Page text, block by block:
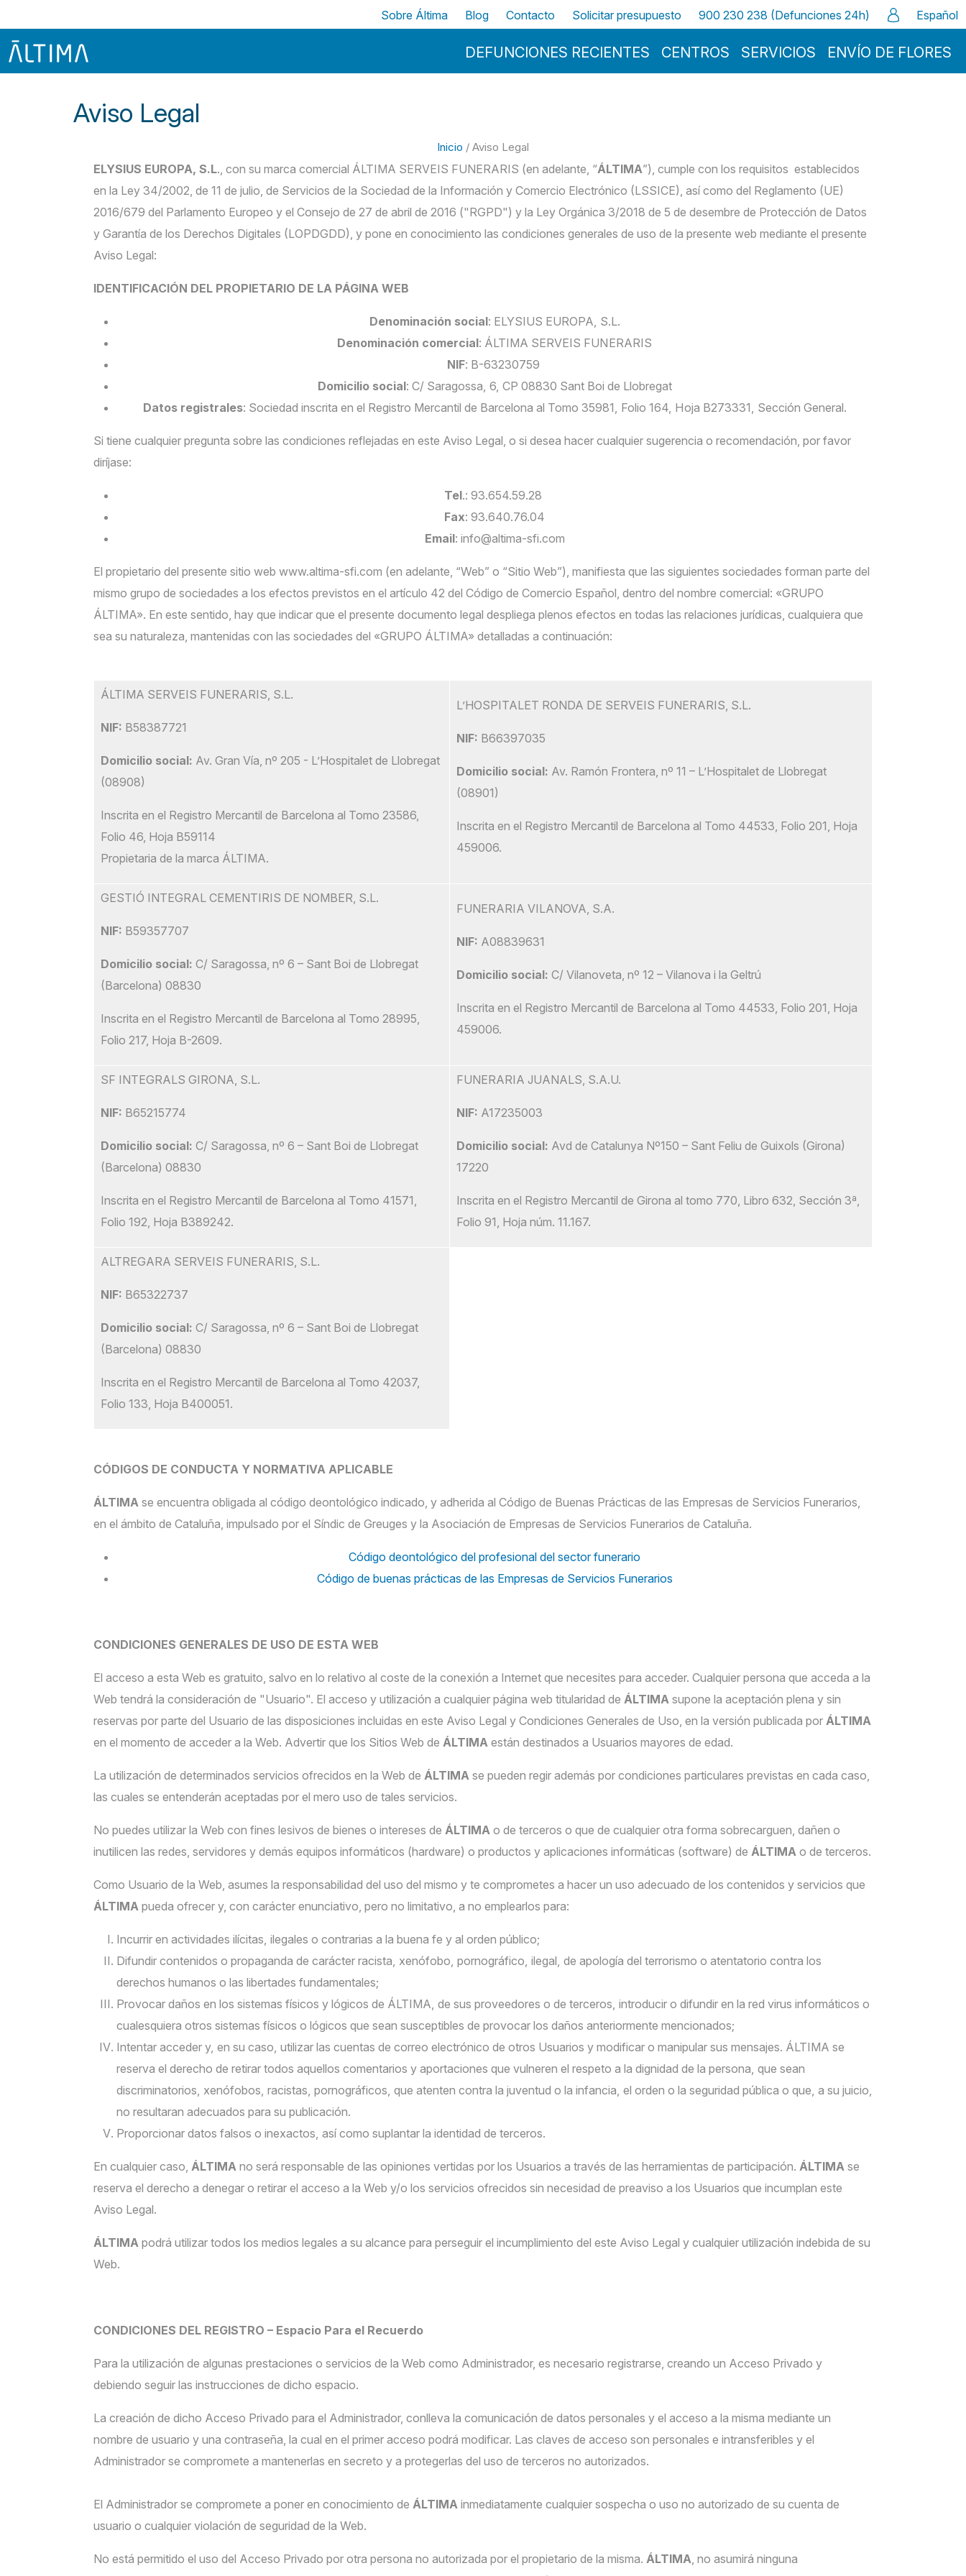
Menu Principal
DEFUNCIONES RECIENTES CENTROS SERVICIOS ENVÍO DE FLORES
Top
Sobre Áltima Blog Contacto Solicitar presupuesto 900 230 238 (Defunciones 24h) Español
Aviso Legal
Inicio / Aviso Legal
ELYSIUS EUROPA, S.L., con su marca comercial ÁLTIMA SERVEIS FUNERARIS (en adelante, “ÁLTIMA”), cumple con los requisitos establecidos
en la Ley 34/2002, de 11 de julio, de Servicios de la Sociedad de la Información y Comercio Electrónico (LSSICE), así como del Reglamento (UE)
2016/679 del Parlamento Europeo y el Consejo de 27 de abril de 2016 ("RGPD") y la Ley Orgánica 3/2018 de 5 de desembre de Protección de Datos
y Garantía de los Derechos Digitales (LOPDGDD), y pone en conocimiento las condiciones generales de uso de la presente web mediante el presente
Aviso Legal:
IDENTIFICACIÓN DEL PROPIETARIO DE LA PÁGINA WEB
Denominación social: ELYSIUS EUROPA, S.L.
Denominación comercial: ÁLTIMA SERVEIS FUNERARIS
NIF: B-63230759
Domicilio social: C/ Saragossa, 6, CP 08830 Sant Boi de Llobregat
Datos registrales: Sociedad inscrita en el Registro Mercantil de Barcelona al Tomo 35981, Folio 164, Hoja B273331, Sección General.
Si tiene cualquier pregunta sobre las condiciones reflejadas en este Aviso Legal, o si desea hacer cualquier sugerencia o recomendación, por favor
diríjase:
Tel.: 93.654.59.28
Fax: 93.640.76.04
Email: info@altima-sfi.com
El propietario del presente sitio web www.altima-sfi.com (en adelante, “Web” o “Sitio Web”), manifiesta que las siguientes sociedades forman parte del
mismo grupo de sociedades a los efectos previstos en el artículo 42 del Código de Comercio Español, dentro del nombre comercial: «GRUPO
ÁLTIMA». En este sentido, hay que indicar que el presente documento legal despliega plenos efectos en todas las relaciones jurídicas, cualquiera que
sea su naturaleza, mantenidas con las sociedades del «GRUPO ÁLTIMA» detalladas a continuación:
ÁLTIMA SERVEIS FUNERARIS, S.L.
NIF: B58387721
Domicilio social: Av. Gran Vía, nº 205 - L’Hospitalet de Llobregat
(08908)
Inscrita en el Registro Mercantil de Barcelona al Tomo 23586,
Folio 46, Hoja B59114
Propietaria de la marca ÁLTIMA.
L’HOSPITALET RONDA DE SERVEIS FUNERARIS, S.L.
NIF: B66397035
Domicilio social: Av. Ramón Frontera, nº 11 – L’Hospitalet de Llobregat
(08901)
Inscrita en el Registro Mercantil de Barcelona al Tomo 44533, Folio 201, Hoja
459006.
GESTIÓ INTEGRAL CEMENTIRIS DE NOMBER, S.L.
NIF: B59357707
Domicilio social: C/ Saragossa, nº 6 – Sant Boi de Llobregat
(Barcelona) 08830
Inscrita en el Registro Mercantil de Barcelona al Tomo 28995,
Folio 217, Hoja B-2609.
FUNERARIA VILANOVA, S.A.
NIF: A08839631
Domicilio social: C/ Vilanoveta, nº 12 – Vilanova i la Geltrú
Inscrita en el Registro Mercantil de Barcelona al Tomo 44533, Folio 201, Hoja
459006.
SF INTEGRALS GIRONA, S.L.
NIF: B65215774
Domicilio social: C/ Saragossa, nº 6 – Sant Boi de Llobregat
(Barcelona) 08830
Inscrita en el Registro Mercantil de Barcelona al Tomo 41571,
Folio 192, Hoja B389242.
FUNERARIA JUANALS, S.A.U.
NIF: A17235003
Domicilio social: Avd de Catalunya Nº150 – Sant Feliu de Guixols (Girona)
17220
Inscrita en el Registro Mercantil de Girona al tomo 770, Libro 632, Sección 3ª,
Folio 91, Hoja núm. 11.167.
ALTREGARA SERVEIS FUNERARIS, S.L.
NIF: B65322737
Domicilio social: C/ Saragossa, nº 6 – Sant Boi de Llobregat
(Barcelona) 08830
Inscrita en el Registro Mercantil de Barcelona al Tomo 42037,
Folio 133, Hoja B400051.
CÓDIGOS DE CONDUCTA Y NORMATIVA APLICABLE
ÁLTIMA se encuentra obligada al código deontológico indicado, y adherida al Código de Buenas Prácticas de las Empresas de Servicios Funerarios,
en el ámbito de Cataluña, impulsado por el Síndic de Greuges y la Asociación de Empresas de Servicios Funerarios de Cataluña.
Código deontológico del profesional del sector funerario
Código de buenas prácticas de las Empresas de Servicios Funerarios
CONDICIONES GENERALES DE USO DE ESTA WEB
El acceso a esta Web es gratuito, salvo en lo relativo al coste de la conexión a Internet que necesites para acceder. Cualquier persona que acceda a la
Web tendrá la consideración de "Usuario". El acceso y utilización a cualquier página web titularidad de ÁLTIMA supone la aceptación plena y sin
reservas por parte del Usuario de las disposiciones incluidas en este Aviso Legal y Condiciones Generales de Uso, en la versión publicada por ÁLTIMA
en el momento de acceder a la Web. Advertir que los Sitios Web de ÁLTIMA están destinados a Usuarios mayores de edad.
La utilización de determinados servicios ofrecidos en la Web de ÁLTIMA se pueden regir además por condiciones particulares previstas en cada caso,
las cuales se entenderán aceptadas por el mero uso de tales servicios.
No puedes utilizar la Web con fines lesivos de bienes o intereses de ÁLTIMA o de terceros o que de cualquier otra forma sobrecarguen, dañen o
inutilicen las redes, servidores y demás equipos informáticos (hardware) o productos y aplicaciones informáticas (software) de ÁLTIMA o de terceros.
Como Usuario de la Web, asumes la responsabilidad del uso del mismo y te comprometes a hacer un uso adecuado de los contenidos y servicios que
ÁLTIMA pueda ofrecer y, con carácter enunciativo, pero no limitativo, a no emplearlos para:
Incurrir en actividades ilícitas, ilegales o contrarias a la buena fe y al orden público;
Difundir contenidos o propaganda de carácter racista, xenófobo, pornográfico, ilegal, de apología del terrorismo o atentatorio contra los
derechos humanos o las libertades fundamentales;
Provocar daños en los sistemas físicos y lógicos de ÁLTIMA, de sus proveedores o de terceros, introducir o difundir en la red virus informáticos o
cualesquiera otros sistemas físicos o lógicos que sean susceptibles de provocar los daños anteriormente mencionados;
Intentar acceder y, en su caso, utilizar las cuentas de correo electrónico de otros Usuarios y modificar o manipular sus mensajes. ÁLTIMA se
reserva el derecho de retirar todos aquellos comentarios y aportaciones que vulneren el respeto a la dignidad de la persona, que sean
discriminatorios, xenófobos, racistas, pornográficos, que atenten contra la juventud o la infancia, el orden o la seguridad pública o que, a su juicio,
no resultaran adecuados para su publicación.
Proporcionar datos falsos o inexactos, así como suplantar la identidad de terceros.
En cualquier caso, ÁLTIMA no será responsable de las opiniones vertidas por los Usuarios a través de las herramientas de participación. ÁLTIMA se
reserva el derecho a denegar o retirar el acceso a la Web y/o los servicios ofrecidos sin necesidad de preaviso a los Usuarios que incumplan este
Aviso Legal.
ÁLTIMA podrá utilizar todos los medios legales a su alcance para perseguir el incumplimiento del este Aviso Legal y cualquier utilización indebida de su
Web.
CONDICIONES DEL REGISTRO – Espacio Para el Recuerdo
Para la utilización de algunas prestaciones o servicios de la Web como Administrador, es necesario registrarse, creando un Acceso Privado y
debiendo seguir las instrucciones de dicho espacio.
La creación de dicho Acceso Privado para el Administrador, conlleva la comunicación de datos personales y el acceso a la misma mediante un
nombre de usuario y una contraseña, la cual en el primer acceso podrá modificar. Las claves de acceso son personales e intransferibles y el
Administrador se compromete a mantenerlas en secreto y a protegerlas del uso de terceros no autorizados.
El Administrador se compromete a poner en conocimiento de ÁLTIMA inmediatamente cualquier sospecha o uso no autorizado de su cuenta de
usuario o cualquier violación de seguridad de la Web.
No está permitido el uso del Acceso Privado por otra persona no autorizada por el propietario de la misma. ÁLTIMA, no asumirá ninguna